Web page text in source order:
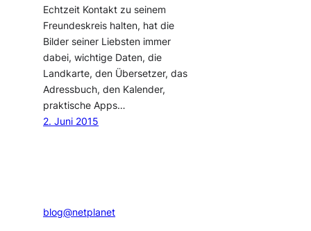
Echtzeit Kontakt zu seinem
Freundeskreis halten, hat die
Bilder seiner Liebsten immer
dabei, wichtige Daten, die
Landkarte, den Übersetzer, das
Adressbuch, den Kalender,
praktische Apps…
2. Juni 2015
blog@netplanet